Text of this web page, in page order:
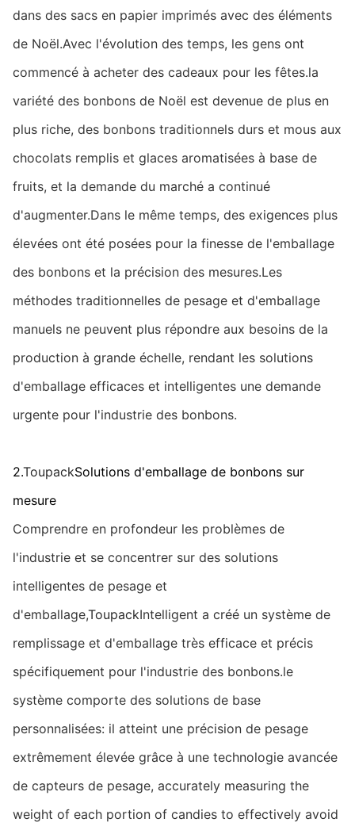
dans des sacs en papier imprimés avec des éléments
de Noël.Avec l'évolution des temps, les gens ont
commencé à acheter des cadeaux pour les fêtes.la
variété des bonbons de Noël est devenue de plus en
plus riche, des bonbons traditionnels durs et mous aux
chocolats remplis et glaces aromatisées à base de
fruits, et la demande du marché a continué
d'augmenter.Dans le même temps, des exigences plus
élevées ont été posées pour la finesse de l'emballage
des bonbons et la précision des mesures.Les
méthodes traditionnelles de pesage et d'emballage
manuels ne peuvent plus répondre aux besoins de la
production à grande échelle, rendant les solutions
d'emballage efficaces et intelligentes une demande
urgente pour l'industrie des bonbons.
2.ToupackSolutions d'emballage de bonbons sur
mesure
Comprendre en profondeur les problèmes de
l'industrie et se concentrer sur des solutions
intelligentes de pesage et
d'emballage,ToupackIntelligent a créé un système de
remplissage et d'emballage très efficace et précis
spécifiquement pour l'industrie des bonbons.le
système comporte des solutions de base
personnalisées: il atteint une précision de pesage
extrêmement élevée grâce à une technologie avancée
de capteurs de pesage, accurately measuring the
weight of each portion of candies to effectively avoid